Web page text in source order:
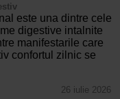
este una dintre cele
digestive intalnite
manifestarile care
confortul zilnic se
26 iulie 2026